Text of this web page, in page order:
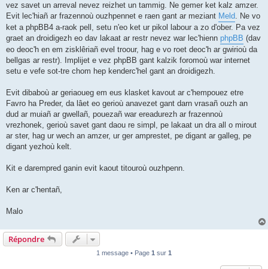
vez savet un arreval nevez reizhet un tammig. Ne gemer ket kalz amzer.
Evit lec'hiañ ar frazennoù ouzhpennet e raen gant ar meziant Meld. Ne vo
ket a phpBB4 a-raok pell, setu n'eo ket ur pikol labour a zo d'ober. Pa vez
graet an droidigezh eo dav lakaat ar restr nevez war lec'hienn phpBB (dav
eo deoc'h en em zisklêriañ evel troour, hag e vo roet deoc'h ar gwirioù da
bellgas ar restr). Implijet e vez phpBB gant kalzik foromoù war internet
setu e vefe sot-tre chom hep kenderc'hel gant an droidigezh.
Evit dibaboù ar geriaoueg em eus klasket kavout ar c'hempouez etre
Favro ha Preder, da lâet eo gerioù anavezet gant darn vrasañ ouzh an
dud ar muiañ ar gwellañ, pouezañ war ereadurezh ar frazennoù
vrezhonek, gerioù savet gant daou re simpl, pe lakaat un dra all o mirout
ar ster, hag ur wech an amzer, ur ger amprestet, pe digant ar galleg, pe
digant yezhoù kelt.
Kit e darempred ganin evit kaout titouroù ouzhpenn.
Ken ar c'hentañ,
Malo
Répondre
1 message • Page 1 sur 1